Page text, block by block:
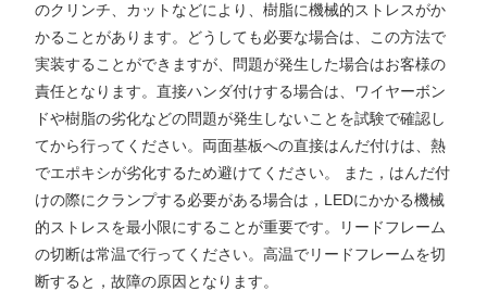
のクリンチ、カットなどにより、樹脂に機械的ストレスがか
かることがあります。どうしても必要な場合は、この方法で
実装することができますが、問題が発生した場合はお客様の
責任となります。直接ハンダ付けする場合は、ワイヤーボン
ドや樹脂の劣化などの問題が発生しないことを試験で確認し
てから行ってください。両面基板への直接はんだ付けは、熱
でエポキシが劣化するため避けてください。 また，はんだ付
けの際にクランプする必要がある場合は，LEDにかかる機械
的ストレスを最小限にすることが重要です。リードフレーム
の切断は常温で行ってください。高温でリードフレームを切
断すると，故障の原因となります。